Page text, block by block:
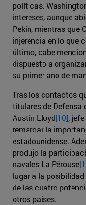
políticas.
intereses, aunque
Pekín, mientras que
injerencia en lo que
último, cabe
dispuesto a
su primer año de
Tras los contactos
titulares de Defensa
Austin Lloyd[10],
remarcar la
estadounidense.
produjo la
navales La Pérouse
lugar a la posibilidad
de las cuatro
otros países.